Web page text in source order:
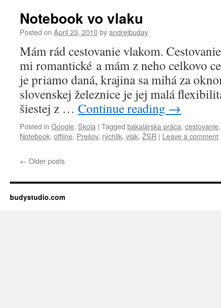
Notebook vo vlaku
Posted on April 23, 2010byandrejbuday
Mám rád cestovanie vlakom.
mi romantické a mám z neho celkovo
je priamo daná, krajina sa mihá za
slovenskej železnice je jej malá
šiestej z … Continue reading →
Posted in Google, Škola | Tagged bakalárska práca, cestovanie
Notebook, offline, Prešov, rýchlik, vlak, ŽSR | Leave a comment
← Older posts
budystudio.com